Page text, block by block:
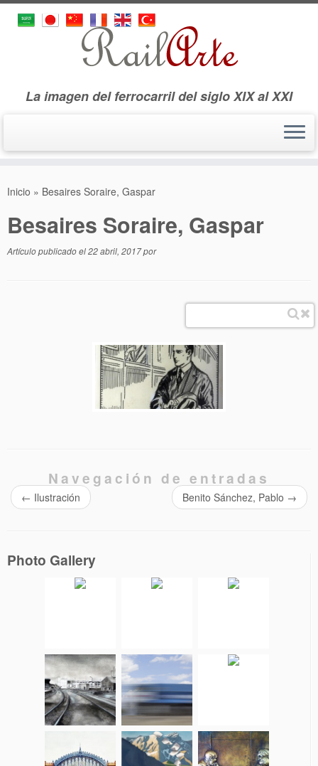
La imagen del ferrocarril del siglo XIX al XXI
Inicio » Besaires Soraire, Gaspar
Besaires Soraire, Gaspar
Artículo publicado el22 abril, 2017por
Navegación de entradas
← Ilustración Benito Sánchez, Pablo →
Photo Gallery